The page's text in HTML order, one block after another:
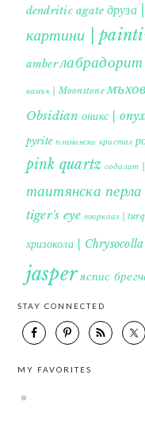
dendritic agate друза
картини |
amber
камък | Moonstone
Obsidian оникс | onyx
pyrite планински кристал
pink quartz содалит
таитянска
tiger's eye тюркоаз |
хризокола | Chrysocolla
jasperяспис
STAY CONNECTED
MY FAVORITES